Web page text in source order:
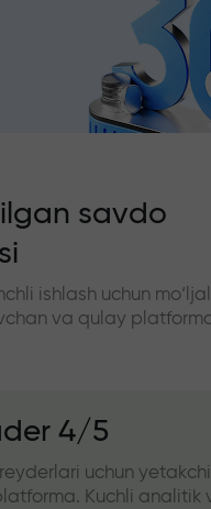
savdo
ishlash uchun
va qulay
4/5
uchun yetakchi
Kuchli analitik